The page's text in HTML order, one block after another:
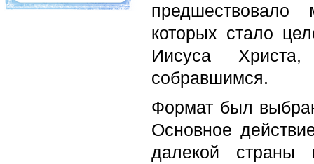
предшествовало
которых стало
Иисуса Христа,
собравшимся.
Формат был
Основное
далекой